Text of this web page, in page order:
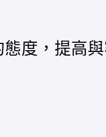
度，提高